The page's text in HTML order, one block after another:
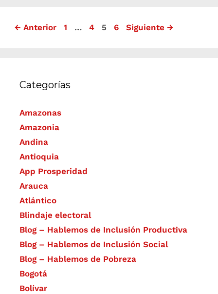
← Anterior 1 … 4 5 6 Siguiente →
Categorías
Amazonas
Amazonia
Andina
Antioquia
App Prosperidad
Arauca
Atlántico
Blindaje electoral
Blog – Hablemos de Inclusión Productiva
Blog – Hablemos de Inclusión Social
Blog – Hablemos de Pobreza
Bogotá
Bolívar